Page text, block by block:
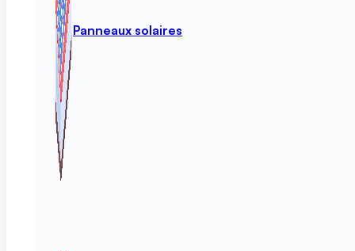
Panneaux solaires